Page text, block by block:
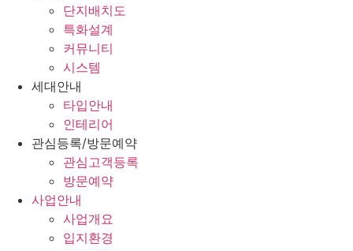
단지배치도
특화설계
커뮤니티
시스템
세대안내
타입안내
인테리어
관심등록/방문예약
관심고객등록
방문예약
사업안내
사업개요
입지환경